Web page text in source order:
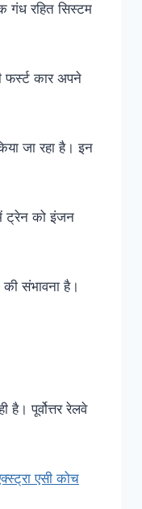
गंध रहित सिस्टम
फर्स्ट कार अपने
जा रहा है। इन
ट्रेन को इंजन
की संभावना है।
है। पूर्वोत्तर रेलवे
एसी कोच